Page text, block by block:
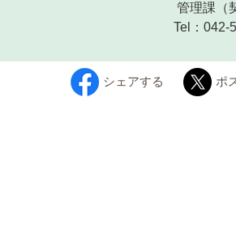
管理課 （
Tel：042-
シェアする ポ